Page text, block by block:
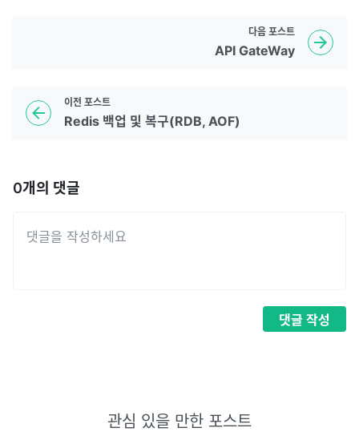
이전 포스트
Redis 백업 및 복구(RDB, AOF)
다음 포스트
API GateWay
0개의 댓글
댓글 작성
관심 있을 만한 포스트